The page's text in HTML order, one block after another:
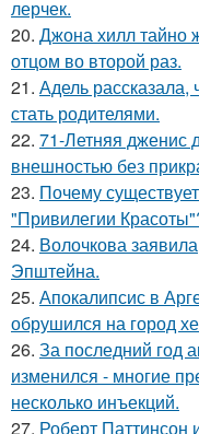
лерчек.
20. Джона хилл тайно
отцом во второй раз.
21. Адель
стать родителями.
22. 71-Летняя дженис
внешностью без
23. Почему
"Привилегии
24. Волочкова
Эпштейна.
25. Апокалипсис в
обрушился на город
26. За последний год
изменился - многие
несколько инъекций.
27. Роберт Паттинсон